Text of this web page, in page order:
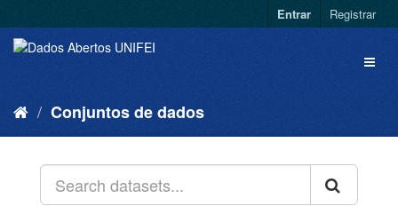
Entrar Registrar
Conjuntos de dados